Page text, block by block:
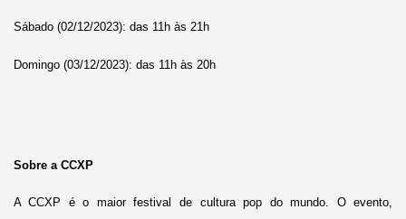
Sábado (02/12/2023): das 11h às 21h
Domingo (03/12/2023): das 11h às 20h
Sobre a CCXP
A CCXP é o maior festival de cultura pop do mundo. O evento,